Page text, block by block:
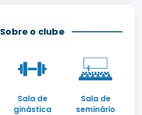
Sobre o clube
Sala de
ginástica
Sala de
seminário